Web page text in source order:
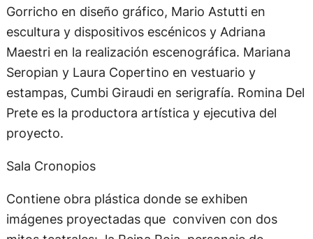
Gorricho en diseño gráfico, Mario Astutti en
escultura y dispositivos escénicos y Adriana
Maestri en la realización escenográfica. Mariana
Seropian y Laura Copertino en vestuario y
estampas, Cumbi Giraudi en serigrafía. Romina Del
Prete es la productora artística y ejecutiva del
proyecto.
Sala Cronopios
Contiene obra plástica donde se exhiben
imágenes proyectadas que conviven con dos